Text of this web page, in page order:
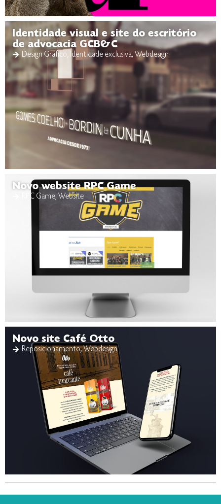
Identidade visual e site do escritório
de advocacia GCB&C
Design Gráfico, Identidade exclusiva,Webdesign
Novo website RPC Game
RPC Game,Website
Novo site Café Otto
Reposicionamento,Webdesign